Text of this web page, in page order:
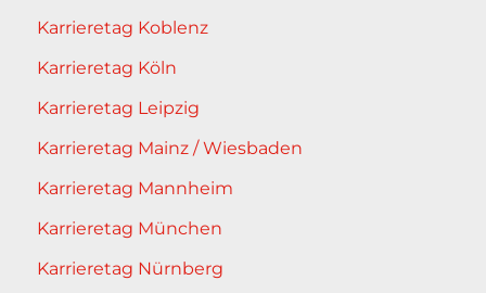
Karrieretag Koblenz
Karrieretag Köln
Karrieretag Leipzig
Karrieretag Mainz / Wiesbaden
Karrieretag Mannheim
Karrieretag München
Karrieretag Nürnberg